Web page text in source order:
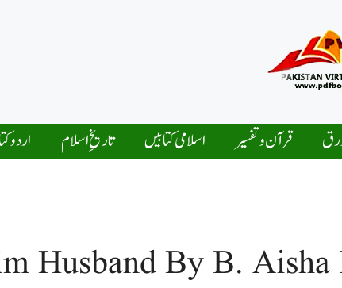
قرآن و تفسیر اسلامی کتابیں تاریخِ اسلام اردو
Husband By B. Aisha